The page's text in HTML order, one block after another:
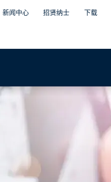
新闻中心 招贤纳士 下载